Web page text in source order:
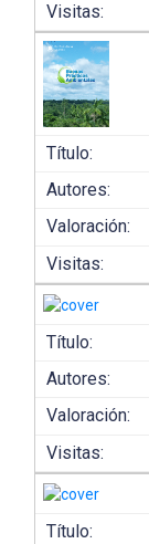
Visitas:
Título:
Autores:
Valoración:
Visitas:
Título:
Autores:
Valoración:
Visitas:
Título: